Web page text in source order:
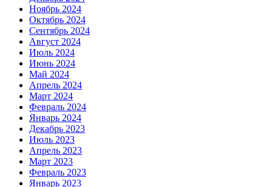
Ноябрь 2024
Октябрь 2024
Сентябрь 2024
Август 2024
Июль 2024
Июнь 2024
Май 2024
Апрель 2024
Март 2024
Февраль 2024
Январь 2024
Декабрь 2023
Июль 2023
Апрель 2023
Март 2023
Февраль 2023
Январь 2023